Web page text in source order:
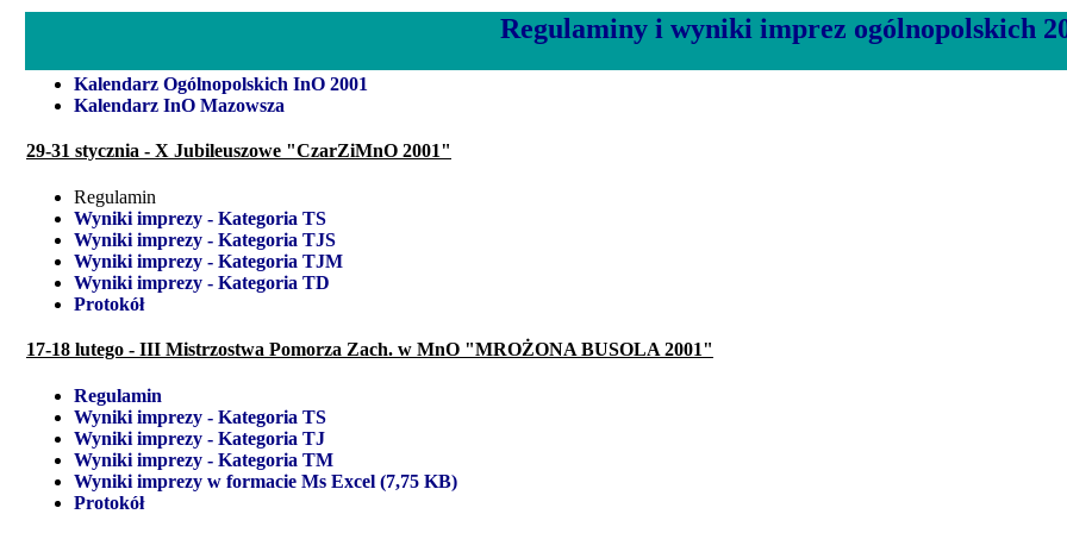
Regulaminy i wyniki imprez ogólnopolskich
Kalendarz Ogólnopolskich InO 2001
Kalendarz InO Mazowsza
29-31 stycznia - X Jubileuszowe "CzarZiMnO 2001"
Regulamin
Wyniki imprezy - Kategoria TS
Wyniki imprezy - Kategoria TJS
Wyniki imprezy - Kategoria TJM
Wyniki imprezy - Kategoria TD
Protokół
17-18 lutego - III Mistrzostwa Pomorza Zach. w MnO "MROŻONA BUSOLA 2001"
Regulamin
Wyniki imprezy - Kategoria TS
Wyniki imprezy - Kategoria TJ
Wyniki imprezy - Kategoria TM
Wyniki imprezy w formacie Ms Excel (7,75 KB)
Protokół